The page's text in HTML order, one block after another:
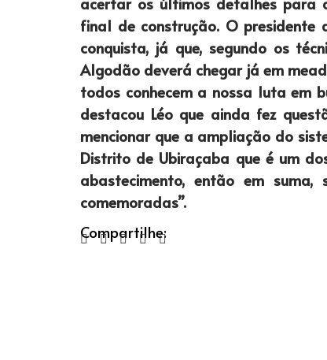
final de construção. O presidente
conquista, já que, segundo os
Algodão deverá chegar já em
todos conhecem a nossa luta em
destacou Léo que ainda fez
mencionar que a ampliação do
Distrito de Ubiraçaba que é um
abastecimento, então em
comemoradas”.
Compartilhe: